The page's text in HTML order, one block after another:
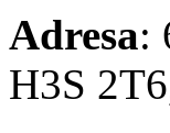
Adresa:
H3S